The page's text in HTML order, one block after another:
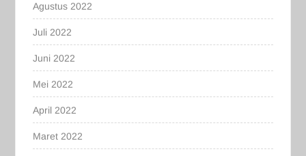
Agustus 2022
Juli 2022
Juni 2022
Mei 2022
April 2022
Maret 2022